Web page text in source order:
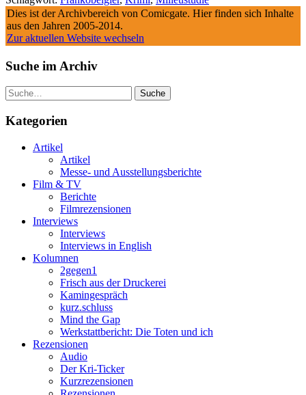
Dies ist der Archivbereich von Comicgate. Hier finden sich Inhalte
aus den Jahren 2005-2014.
Zur aktuellen Website wechseln
Suche im Archiv
Suche
Kategorien
Artikel
Artikel
Messe- und Ausstellungsberichte
Film & TV
Berichte
Filmrezensionen
Interviews
Interviews
Interviews in English
Kolumnen
2gegen1
Frisch aus der Druckerei
Kamingespräch
kurz.schluss
Mind the Gap
Werkstattbericht: Die Toten und ich
Rezensionen
Audio
Der Kri-Ticker
Kurzrezensionen